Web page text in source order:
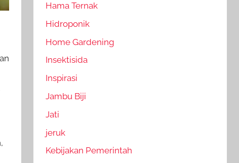
Hama Ternak
Hidroponik
Home Gardening
Insektisida
Inspirasi
Jambu Biji
Jati
jeruk
Kebijakan Pemerintah